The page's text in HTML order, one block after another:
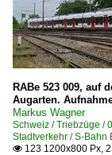
RABe 523 009, auf
Augarten.
Markus Wagner
Schweiz / Triebzüge
Stadtverkehr / S-Bahn
 123 1200x800 Px,